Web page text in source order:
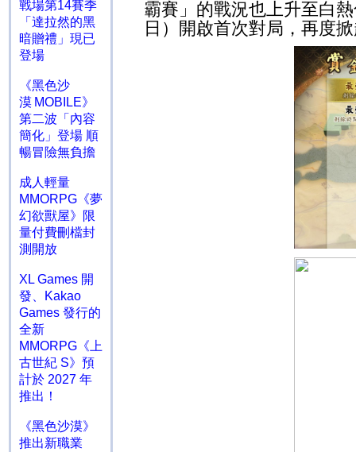
戰場第14賽季
「達拉然的黑
暗贈禮」現已
登場
《黑色沙
漠 MOBILE》
第二波「內容
簡化」登場 順
暢冒險無負擔
成人輕量
MMORPG《夢
幻欲獸屋》限
量付費刪檔封
測開放
XL Games 開
發、Kakao
Games 發行的
全新
MMORPG《上
古世紀 S》預
計於 2027 年
推出！
《黑色沙漠》
推出新職業
霸賽」的戰況也上升至白
日）開啟首次對局，再度